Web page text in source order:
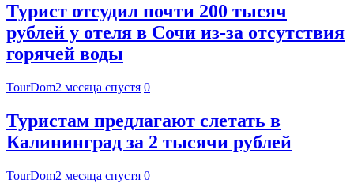
Турист отсудил почти 200 тысяч
рублей у отеля в Сочи из-за отсутствия
горячей воды
TourDom2 месяца спустя 0
Туристам предлагают слетать в
Калининград за 2 тысячи рублей
TourDom2 месяца спустя 0